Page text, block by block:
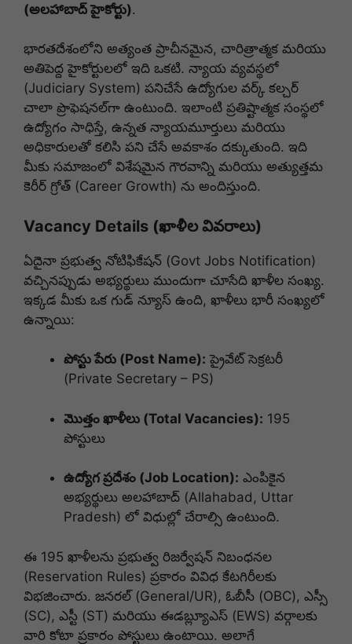
(అలహాబాద్ హైకోర్టు).
భారతదేశంలోని అత్యంత ప్రాచీనమైన, చారిత్రాత్మక మరియు
అతిపెద్ద హైకోర్టులలో ఇది ఒకటి. న్యాయ వ్యవస్థలో
(Judiciary System) పనిచేసే ఉద్యోగుల వర్క్ కల్చర్
చాలా ప్రొఫెషనల్‌గా ఉంటుంది. ఇలాంటి ప్రతిష్టాత్మక సంస్థలో
ఉద్యోగం సాధిస్తే, ఉన్నత న్యాయమూర్తులు మరియు
అధికారులతో కలిసి పని చేసే అవకాశం దక్కుతుంది. ఇది
మీకు సమాజంలో విశేషమైన గౌరవాన్ని మరియు అత్యుత్తమ
కెరీర్ గ్రోత్ (Career Growth) ను అందిస్తుంది.
Vacancy Details (ఖాళీల వివరాలు)
ఏదైనా ప్రభుత్వ నోటిఫికేషన్ (Govt Jobs Notification)
వచ్చినప్పుడు అభ్యర్థులు ముందుగా చూసేది ఖాళీల సంఖ్య.
ఇక్కడ మీకు ఒక గుడ్ న్యూస్ ఉంది, ఖాళీలు భారీ సంఖ్యలో
ఉన్నాయి:
పోస్టు పేరు (Post Name): ప్రైవేట్ సెక్రటరీ
(Private Secretary – PS)
మొత్తం ఖాళీలు (Total Vacancies): 195
పోస్టులు
ఉద్యోగ ప్రదేశం (Job Location): ఎంపికైన
అభ్యర్థులు అలహాబాద్ (Allahabad, Uttar
Pradesh) లో విధుల్లో చేరాల్సి ఉంటుంది.
ఈ 195 ఖాళీలను ప్రభుత్వ రిజర్వేషన్ నిబంధనల
(Reservation Rules) ప్రకారం వివిధ కేటగిరీలకు
విభజించారు. జనరల్ (General/UR), ఓబీసీ (OBC), ఎస్సీ
(SC), ఎస్టీ (ST) మరియు ఈడబ్ల్యూఎస్ (EWS) వర్గాలకు
వారి కోటా ప్రకారం పోస్టులు ఉంటాయి. అలాగే